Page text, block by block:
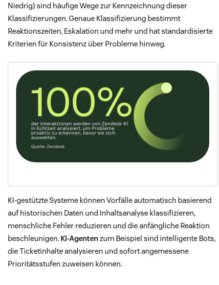
Niedrig) sind häufige Wege zur Kennzeichnung dieser
Klassifizierungen. Genaue Klassifizierung bestimmt
Reaktionszeiten, Eskalation und mehr und hat standardisierte
Kriterien für Konsistenz über Probleme hinweg.
KI-gestützte Systeme können Vorfälle automatisch basierend
auf historischen Daten und Inhaltsanalyse klassifizieren,
menschliche Fehler reduzieren und die anfängliche Reaktion
beschleunigen. KI-Agentenzum Beispiel sind intelligente Bots,
die Ticketinhalte analysieren und sofort angemessene
Prioritätsstufen zuweisen können.